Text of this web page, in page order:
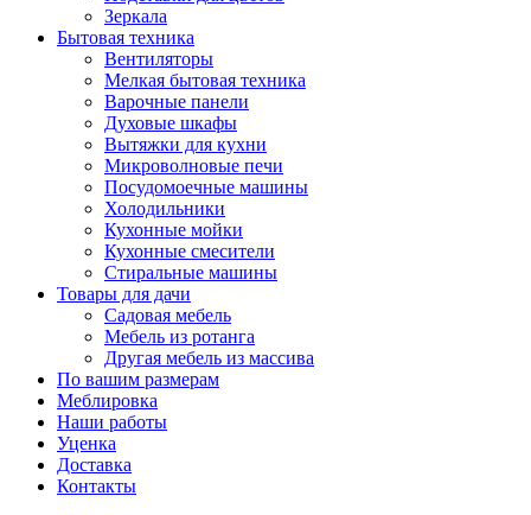
Зеркала
Бытовая техника
Вентиляторы
Мелкая бытовая техника
Варочные панели
Духовые шкафы
Вытяжки для кухни
Микроволновые печи
Посудомоечные машины
Холодильники
Кухонные мойки
Кухонные смесители
Стиральные машины
Товары для дачи
Садовая мебель
Мебель из ротанга
Другая мебель из массива
По вашим размерам
Меблировка
Наши работы
Уценка
Доставка
Контакты